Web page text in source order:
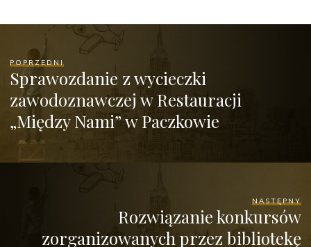
POPRZEDNI
Sprawozdanie z wycieczki
zawodoznawczej w Restauracji
„Między Nami” w Paczkowie
NASTĘPNY
Rozwiązanie konkursów
zorganizowanych przez bibliotekę